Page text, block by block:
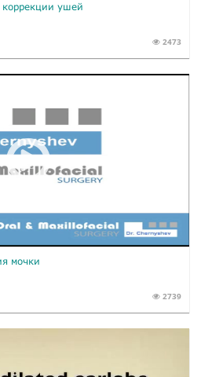
коррекции ушей
2473
мочки
2739